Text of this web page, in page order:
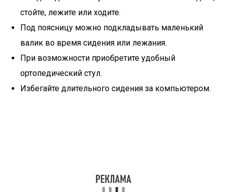
стойте, лежите или ходите.
Под поясницу можно подкладывать маленький
валик во время сидения или лежания.
При возможности приобретите удобный
ортопедический стул.
Избегайте длительного сидения за компьютером.